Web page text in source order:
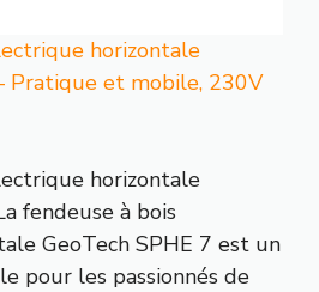
horizontale
Pratique et mobile, 230V
horizontale
fendeuse à bois
GeoTech SPHE 7 est un
pour les passionnés de